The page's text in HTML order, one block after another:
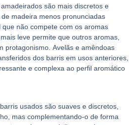
são mais discretos e
de madeira menos pronunciadas
não compete com os aromas
leve permite que outros aromas,
protagonismo. Avelãs e amêndoas
dos barris em usos anteriores,
e complexa ao perfil aromático
usados são suaves e discretos
mas complementando-o de forma